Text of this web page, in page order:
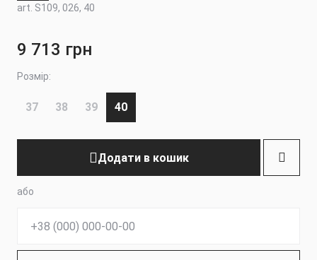
art. S109, 026, 40
9 713 грн
Розмір:
37 38 39 40
Додати в кошик
або